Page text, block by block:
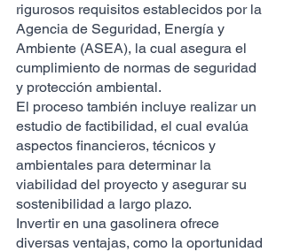
rigurosos requisitos establecidos por la
Agencia de Seguridad, Energía y
Ambiente (ASEA), la cual asegura el
cumplimiento de normas de seguridad
y protección ambiental.
El proceso también incluye realizar un
estudio de factibilidad, el cual evalúa
aspectos financieros, técnicos y
ambientales para determinar la
viabilidad del proyecto y asegurar su
sostenibilidad a largo plazo.
Invertir en una gasolinera ofrece
diversas ventajas, como la oportunidad